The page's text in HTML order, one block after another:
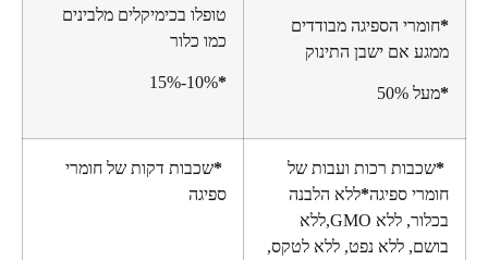
הספיגה מבודדים
אם ישבן התינוק
טופלו בכימיקלים מלבינים
רכות ועבות של
ספיגה*ללא הלבנה
בכלור, ללא GMO,ללא
ללא נפט, ללא לטקס,
שכבות דקות של חומרי